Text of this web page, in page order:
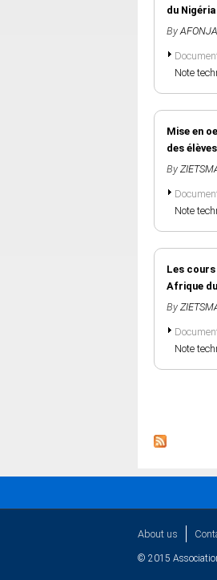
du Nigéria
By
Note
Mise en
des
By
Note
Les
Afrique
By
Note
About us
© 2015